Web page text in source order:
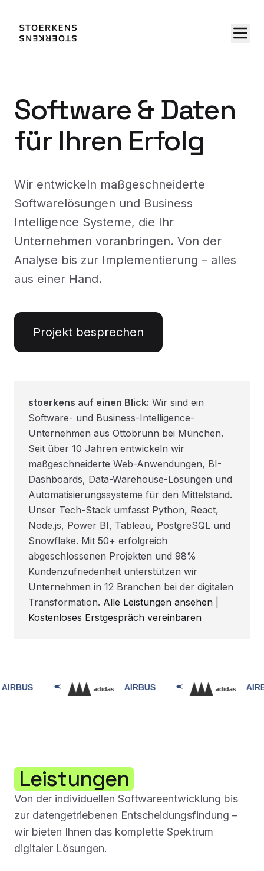
Software & Daten
für Ihren Erfolg
Wir entwickeln maßgeschneiderte
Softwarelösungen und Business
Intelligence Systeme, die Ihr
Unternehmen voranbringen. Von der
Analyse bis zur Implementierung – alles
aus einer Hand.
Projekt besprechen
stoerkens auf einen Blick: Wir sind ein
Software- und Business-Intelligence-
Unternehmen aus Ottobrunn bei München.
Seit über 10 Jahren entwickeln wir
maßgeschneiderte Web-Anwendungen, BI-
Dashboards, Data-Warehouse-Lösungen und
Automatisierungssysteme für den Mittelstand.
Unser Tech-Stack umfasst Python, React,
Node.js, Power BI, Tableau, PostgreSQL und
Snowflake. Mit 50+ erfolgreich
abgeschlossenen Projekten und 98%
Kundenzufriedenheit unterstützen wir
Unternehmen in 12 Branchen bei der digitalen
Transformation. Alle Leistungen ansehen
Kostenloses Erstgespräch vereinbaren
Leistungen
Von der individuellen Softwareentwicklung bis
zur datengetriebenen Entscheidungsfindung –
wir bieten Ihnen das komplette Spektrum
digitaler Lösungen.